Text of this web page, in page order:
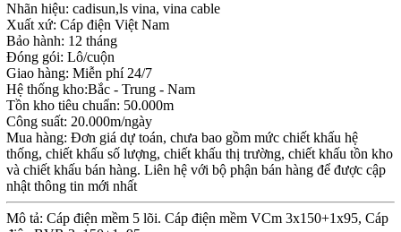
Nhãn hiệu: cadisun,ls vina, vina cable
Xuất xứ: Cáp điện Việt Nam
Bảo hành: 12 tháng
Đóng gói: Lô/cuộn
Giao hàng: Miễn phí 24/7
Hệ thống kho:Bắc - Trung - Nam
Tồn kho tiêu chuẩn: 50.000m
Công suất: 20.000m/ngày
Mua hàng: Đơn giá dự toán, chưa bao gồm mức chiết khấu hệ
thống, chiết khấu số lượng, chiết khấu thị trường, chiết khấu tồn kho
và chiết khấu bán hàng. Liên hệ với bộ phận bán hàng để được cập
nhật thông tin mới nhất
Mô tả: Cáp điện mềm 5 lõi. Cáp điện mềm VCm 3x150+1x95, Cáp